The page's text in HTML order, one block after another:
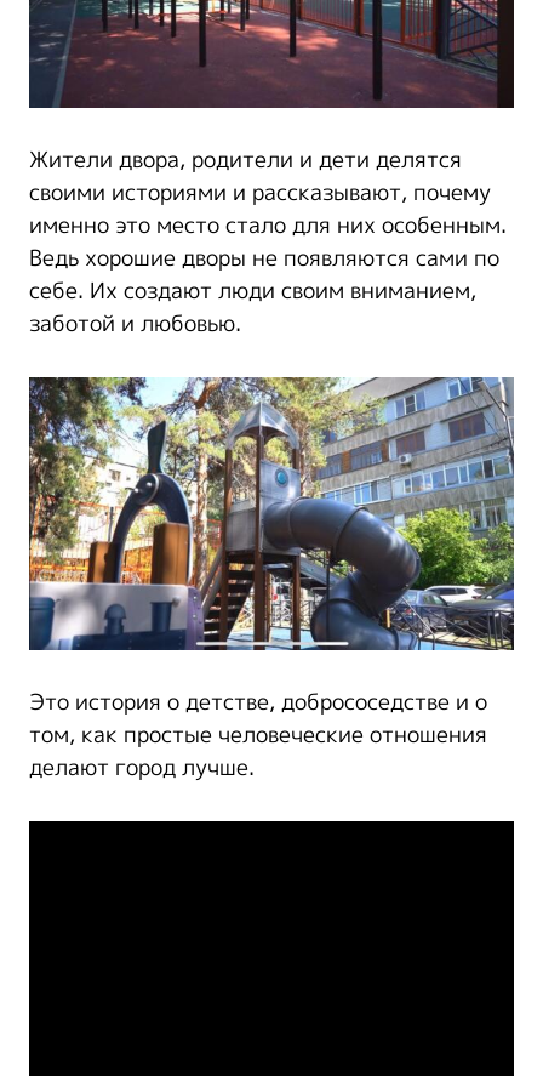
Жители двора, родители и дети делятся
своими историями и рассказывают, почему
именно это место стало для них особенным.
Ведь хорошие дворы не появляются сами по
себе. Их создают люди своим вниманием,
заботой и любовью.
Это история о детстве, добрососедстве и о
том, как простые человеческие отношения
делают город лучше.